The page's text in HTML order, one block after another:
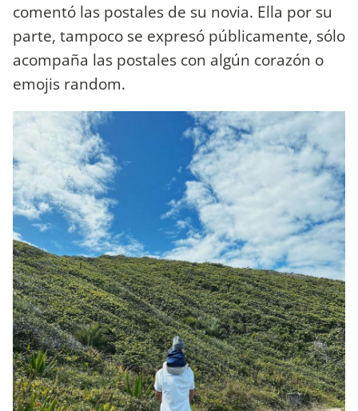
comentó las postales de su novia. Ella por su
parte, tampoco se expresó públicamente, sólo
acompaña las postales con algún corazón o
emojis random.